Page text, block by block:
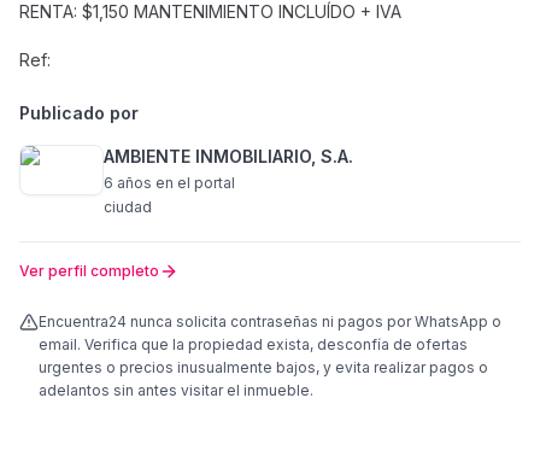
RENTA: $1,150 MANTENIMIENTO INCLUÍDO + IVA
Ref:
Publicado por
AMBIENTE INMOBILIARIO, S.A.
6 años en el portal
ciudad
Ver perfil completo
Encuentra24 nunca solicita contraseñas ni pagos por WhatsApp o
email. Verifica que la propiedad exista, desconfía de ofertas
urgentes o precios inusualmente bajos, y evita realizar pagos o
adelantos sin antes visitar el inmueble.